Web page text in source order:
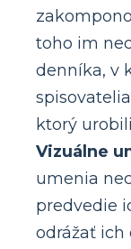
toho im
denníka, v
ktorý
Vizuálne
umenia
predvedie
odrážať ich